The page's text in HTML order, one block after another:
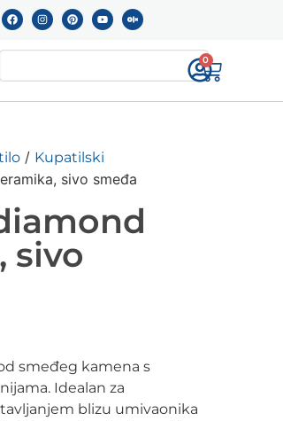
0
/ Kupatilski
sivo smeđa
sivo
smeđeg kamena s
Idealan za
blizu umivaonika